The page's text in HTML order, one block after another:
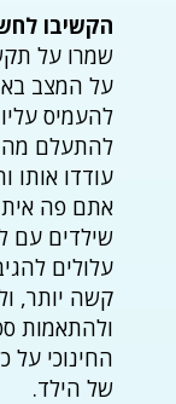
הקשיבו
שמרו על
על המצב
להעמיס
להתעלם
עודדו אותו
אתם פה איתו
שילדים עם
עלולים
קשה יותר,
ולהתאמות
החינוכי על
של הילד.